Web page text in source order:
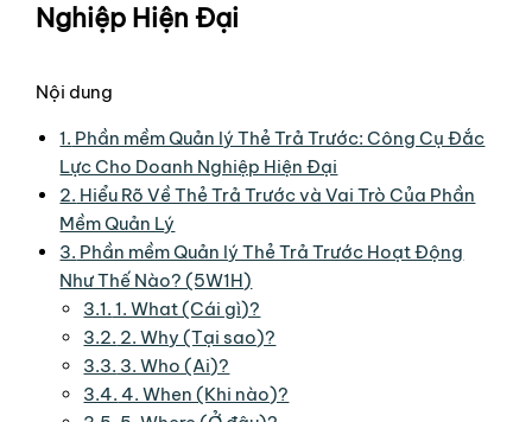
Nghiệp Hiện Đại
Nội dung
1. Phần mềm Quản lý Thẻ Trả Trước: Công Cụ Đắc
Lực Cho Doanh Nghiệp Hiện Đại
2. Hiểu Rõ Về Thẻ Trả Trước và Vai Trò Của Phần
Mềm Quản Lý
3. Phần mềm Quản lý Thẻ Trả Trước Hoạt Động
Như Thế Nào? (5W1H)
3.1. 1. What (Cái gì)?
3.2. 2. Why (Tại sao)?
3.3. 3. Who (Ai)?
3.4. 4. When (Khi nào)?